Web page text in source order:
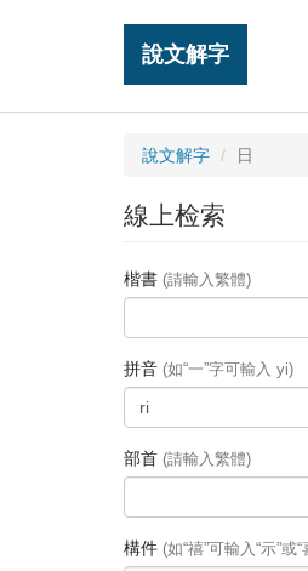
說文解字
說文解字 日
線上检索
楷書 (請輸入繁體)
拼音 (如“一”字可輸入 yi)
部首 (請輸入繁體)
構件 (如“禧”可輸入“示”或“